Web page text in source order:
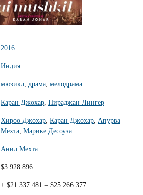
2016
Индия
мюзикл, драма, мелодрама
Каран Джохар, Нираджан Лингер
Хироо Джохар, Каран Джохар, Апурва
Мехта, Марике Десоуза
Анил Мехта
$3 928 896
+ $21 337 481 = $25 266 377